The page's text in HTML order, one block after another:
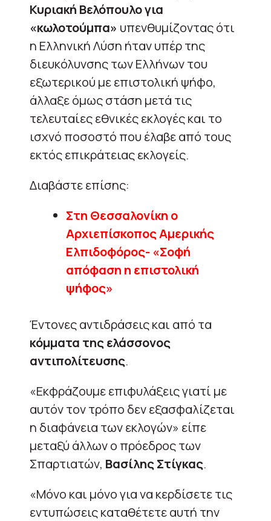
Κυριακή Βελόπουλο για
«κωλοτούμπα» υπενθυμίζοντας ότι
η Ελληνική Λύση ήταν υπέρ της
διευκόλυνσης των Ελλήνων του
εξωτερικού με επιστολική ψήφο,
άλλαξε όμως στάση μετά τις
τελευταίες εθνικές εκλογές και το
ισχνό ποσοστό που έλαβε από τους
εκτός επικράτειας εκλογείς.
Διαβάστε επίσης:
Στη Θεσσαλονίκη ο
Αρχιεπίσκοπος Αμερικής
Ελπιδοφόρος- «Σοφή
απόφαση η επιστολική
ψήφος»
Έντονες αντιδράσεις και από τα
κόμματα της ελάσσονος
αντιπολίτευσης.
«Εκφράζουμε επιφυλάξεις γιατί με
αυτόν τον τρόπο δεν εξασφαλίζεται
η διαφάνεια των εκλογών» είπε
μεταξύ άλλων ο πρόεδρος των
Σπαρτιατών, Βασίλης Στίγκας.
«Μόνο και μόνο για να κερδίσετε τις
εντυπώσεις καταθέτετε αυτή την